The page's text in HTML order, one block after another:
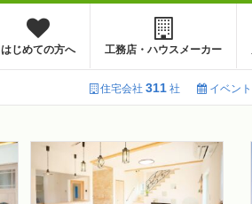
はじめての方へ 工務店・ハウスメーカー
住宅会社 311 社 イベント